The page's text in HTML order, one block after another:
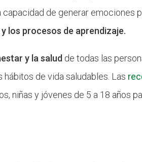
de generar emociones
los procesos de aprendizaje.
y la salud de todas las
hábitos de vida saludables. Las
niñas y jóvenes de 5 a 18 años